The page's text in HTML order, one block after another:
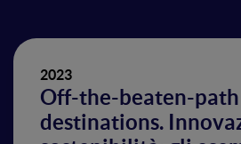
2023
Off-the-beaten-path
destinations.